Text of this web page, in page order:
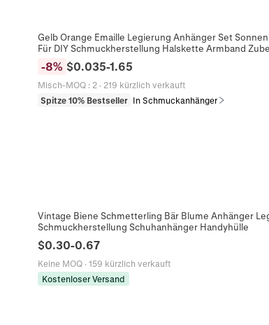
Gelb Orange Emaille Legierung Anhänger Set
Für DIY Schmuckherstellung Halskette Armband
-8% $0.035-1.65
Misch-MOQ: 2· 219 kürzlich verkauft
Spitze 10% Bestseller In Schmuckanhänger
Vintage Biene Schmetterling Bär Blume Anhänger
Schmuckherstellung Schuhanhänger Handyhülle
$0.30-0.67
Keine MOQ· 159 kürzlich verkauft
Kostenloser Versand